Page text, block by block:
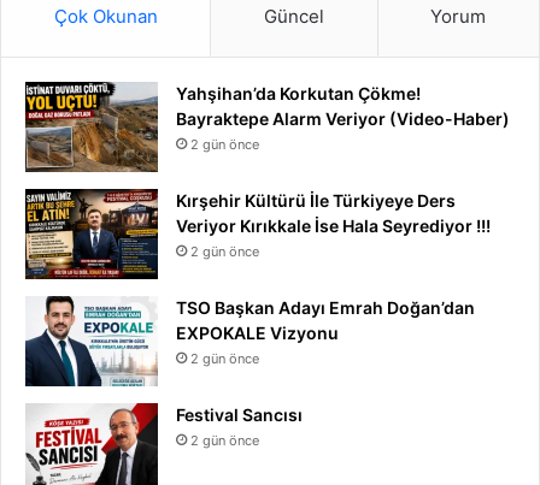
Çok Okunan Güncel Yorum
Yahşihan’da Korkutan Çökme!
Bayraktepe Alarm Veriyor (Video-Haber)
2 gün önce
Kırşehir Kültürü İle Türkiyeye Ders
Veriyor Kırıkkale İse Hala Seyrediyor !!!
2 gün önce
TSO Başkan Adayı Emrah Doğan’dan
EXPOKALE Vizyonu
2 gün önce
Festival Sancısı
2 gün önce